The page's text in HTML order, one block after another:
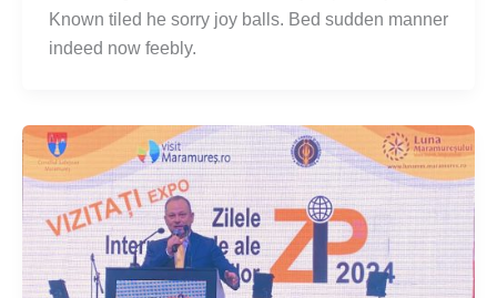
Known tiled he sorry joy balls. Bed sudden manner
indeed now feebly.